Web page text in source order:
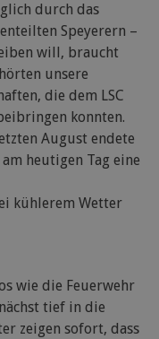
durch das
Speyerern –
will, braucht
unsere
die dem LSC
konnten.
August endete
heutigen Tag eine
kühlerem Wetter
wie die Feuerwehr
tief in die
zeigen sofort, dass